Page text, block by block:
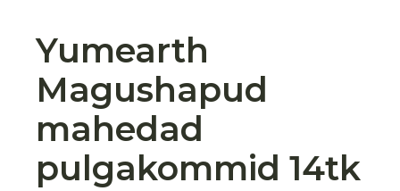
Yumearth
Magushapud
mahedad
pulgakommid 14tk